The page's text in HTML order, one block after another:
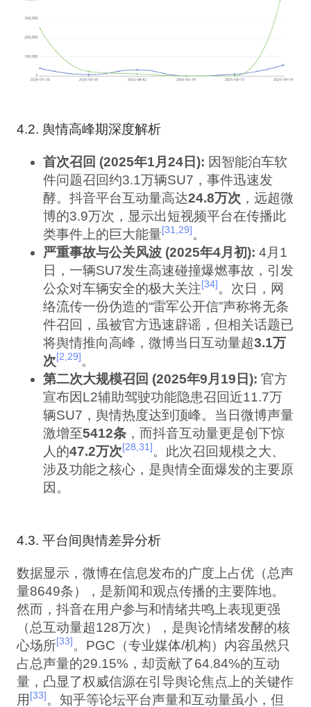
4.2. 舆情高峰期深度解析
首次召回 (2025年1月24日): 因智能泊车软
件问题召回约3.1万辆SU7，事件迅速发
酵。抖音平台互动量高达24.8万次 ，远超微
博的3.9万次，显示出短视频平台在传播此
类事件上的巨大能量[31,29]。
严重事故与公关风波 (2025年4月初): 4月1
日，一辆SU7发生高速碰撞爆燃事故，引发
公众对车辆安全的极大关注[34]。次日，网
络流传一份伪造的“雷军公开信”声称将无条
件召回，虽被官方迅速辟谣，但相关话题已
将舆情推向高峰，微博当日互动量超3.1万
次[2,29]。
第二次大规模召回 (2025年9月19日): 官方
宣布因L2辅助驾驶功能隐患召回近11.7万
辆SU7，舆情热度达到顶峰。当日微博声量
激增至5412条 ，而抖音互动量更是创下惊
人的47.2万次[28,31]。此次召回规模之大、
涉及功能之核心，是舆情全面爆发的主要原
因。
4.3. 平台间舆情差异分析
数据显示，微博在信息发布的广度上占优（总声
量8649条），是新闻和观点传播的主要阵地。
然而，抖音在用户参与和情绪共鸣上表现更强
（总互动量超128万次），是舆论情绪发酵的核
心场所[33]。PGC（专业媒体/机构）内容虽然只
占总声量的29.15%，却贡献了64.84%的互动
量，凸显了权威信源在引导舆论焦点上的关键作
用[33]。知乎等论坛平台声量和互动量虽小，但